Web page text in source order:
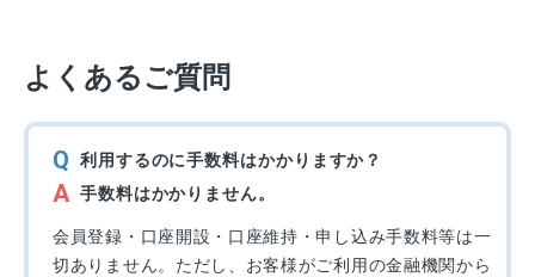
よくあるご質問
Q 利用するのに手数料はかかりますか？
A 手数料はかかりません。
会員登録・口座開設・口座維持・申し込み手数料等は一
切ありません。ただし、お客様がご利用の金融機関から